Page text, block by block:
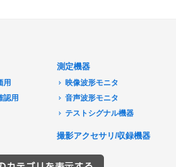
用
認用
測定機器
映像波形モニタ
音声波形モニタ
テストシグナル機器
レコーダ/プレーヤ
撮影アクセサリ/収録機器